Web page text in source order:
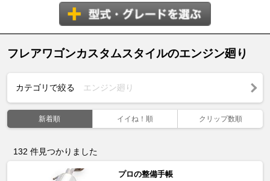
フレアワゴンカスタムスタイルのエンジン廻り
カテゴリで絞る エンジン廻り
新着順 イイね！順 クリップ数順
132 件見つかりました
プロの整備手帳